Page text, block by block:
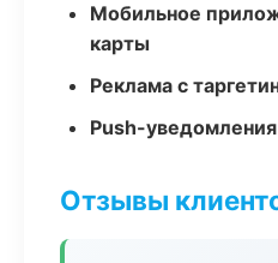
Мобильное
карты
Реклама с
Push-
Отзывы